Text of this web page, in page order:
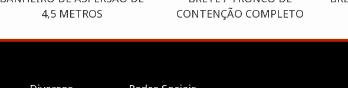
4,5 METROS
CONTENÇÃO COMPLETO